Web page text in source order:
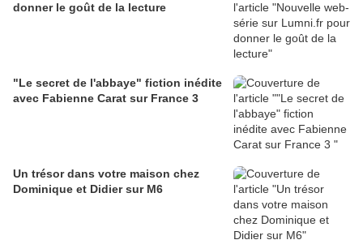
donner le goût de la lecture
"Le secret de l'abbaye" fiction inédite
avec Fabienne Carat sur France 3
Un trésor dans votre maison chez
Dominique et Didier sur M6